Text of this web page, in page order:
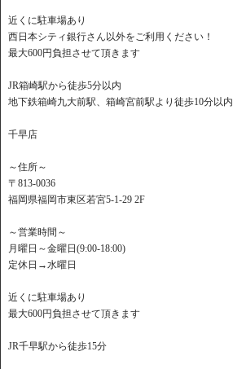
近くに駐車場あり
西日本シティ銀行さん以外をご利用ください！
最大600円負担させて頂きます
JR箱崎駅から徒歩5分以内
地下鉄箱崎九大前駅、箱崎宮前駅より徒歩10分以内
千早店
～住所～
〒813-0036
福岡県福岡市東区若宮5-1-29 2F
～営業時間～
月曜日～金曜日(9:00-18:00)
定休日→水曜日
近くに駐車場あり
最大600円負担させて頂きます
JR千早駅から徒歩15分